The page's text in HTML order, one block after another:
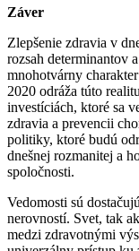
Záver
Zlepšenie zdravia v
rozsah determinantov
mnohotvárny
2020 odráža túto
investíciách, ktoré sa
zdravia a prevencii
politiky, ktoré budú
dnešnej rozmanitej a
spoločnosti.
Vedomosti sú
nerovností. Svet, tak
medzi zdravotnými